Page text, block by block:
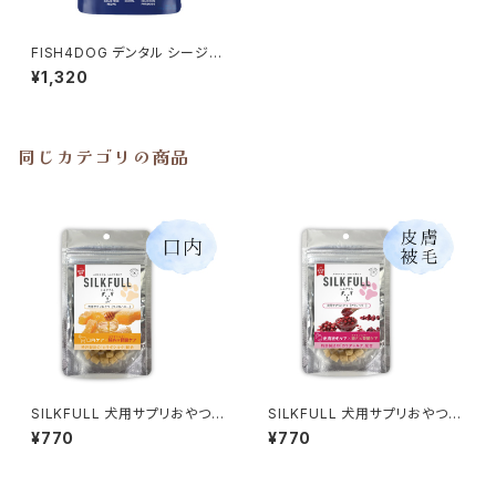
FISH4DOG デンタル シージャ
ーキー「ティドラー」115g フィッ
シュ4ドッグ
¥1,320
同じカテゴリの商品
SILKFULL 犬用サプリおやつ
【口内ケア (マヌカハニー)】シル
クフル
¥770
SILKFULL 犬用サプリおやつ
【皮膚被毛ケア (クランベリー)】
シルクフル
¥770